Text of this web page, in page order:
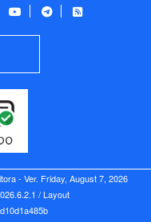
- Ver. Friday, August 7, 2026
/ Layout